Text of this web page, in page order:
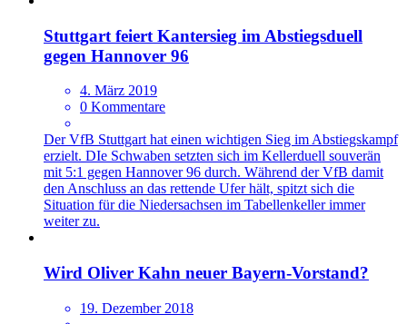
Stuttgart feiert Kantersieg im Abstiegsduell
gegen Hannover 96
4. März 2019
0 Kommentare
Der VfB Stuttgart hat einen wichtigen Sieg im Abstiegskampf
erzielt. DIe Schwaben setzten sich im Kellerduell souverän
mit 5:1 gegen Hannover 96 durch. Während der VfB damit
den Anschluss an das rettende Ufer hält, spitzt sich die
Situation für die Niedersachsen im Tabellenkeller immer
weiter zu.
Wird Oliver Kahn neuer Bayern-Vorstand?
19. Dezember 2018